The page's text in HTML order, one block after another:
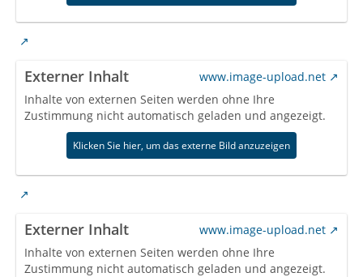
Externer Inhalt
www.image-upload.net
Inhalte von externen Seiten werden ohne Ihre
Zustimmung nicht automatisch geladen und angezeigt.
Klicken Sie hier, um das externe Bild anzuzeigen
Externer Inhalt
www.image-upload.net
Inhalte von externen Seiten werden ohne Ihre
Zustimmung nicht automatisch geladen und angezeigt.